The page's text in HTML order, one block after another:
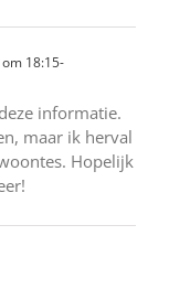
18:15-
informatie.
maar ik herval
Hopelijk